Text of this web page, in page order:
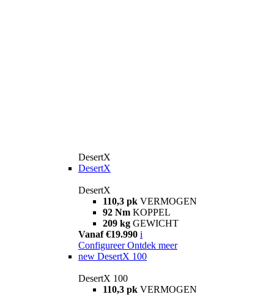
DesertX
DesertX
DesertX
110,3 pk VERMOGEN
92 Nm KOPPEL
209 kg GEWICHT
Vanaf €19.990 i
Configureer Ontdek meer
new DesertX 100
DesertX 100
110,3 pk VERMOGEN